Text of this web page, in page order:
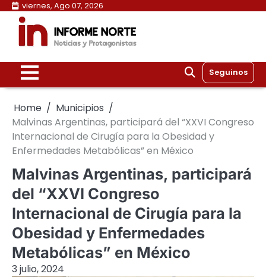
Skip
content
viernes, Ago 07, 2026
Seguinos
Home
Municipios
Malvinas Argentinas, participará del “XXVI Congreso
Internacional de Cirugía para la Obesidad y
Enfermedades Metabólicas” en México
Malvinas Argentinas, participará
del “XXVI Congreso
Internacional de Cirugía para la
Obesidad y Enfermedades
Metabólicas” en México
3 julio, 2024